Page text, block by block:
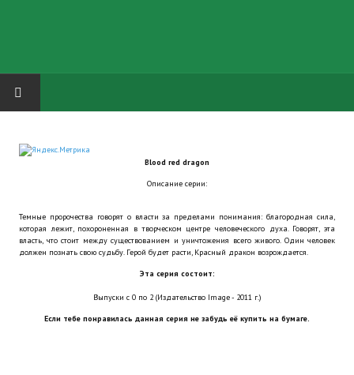
Русская биржа
Теневой кардинал для Обливиона
Aliens vs Predator 2 (Русские субтитры)
Blood red dragon
Описание серии:
Темные пророчества говорят о власти за пределами понимания: благородная сила,
которая лежит, похороненная в творческом центре человеческого духа. Говорят, эта
власть, что стоит между существованием и уничтожения всего живого. Один человек
должен познать свою судьбу. Герой будет расти, Красный дракон возрождается.
Эта серия состоит:
Выпуски с 0 по 2 (Издательство Image - 2011 г.)
Если тебе понравилась данная серия не забудь её купить на бумаге.